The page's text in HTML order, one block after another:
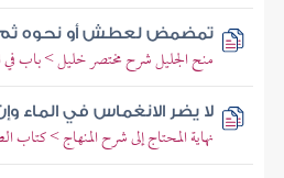
تمضمض لعطش أو نحوه ثم
منح الجليل شرح مختصر خليل > باب في
لا يضر الانغماس في الماء
نهاية المحتاج إلى شرح المنهاج >